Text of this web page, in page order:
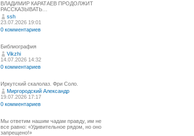
ВЛАДИМИР КАРАТАЕВ ПРОДОЛЖИТ
РАССКАЗЫВАТЬ…
ssh
23.07.2026 19:01
0 комментариев
Библиография
Vikzhi
14.07.2026 14:32
0 комментариев
Иркутский скалолаз. Фри Соло.
Миргородский Александр
19.07.2026 17:17
0 комментариев
Мы ответим нашим чадам правду, им не
все равно: «Удивительное рядом, но оно
запрещено!»